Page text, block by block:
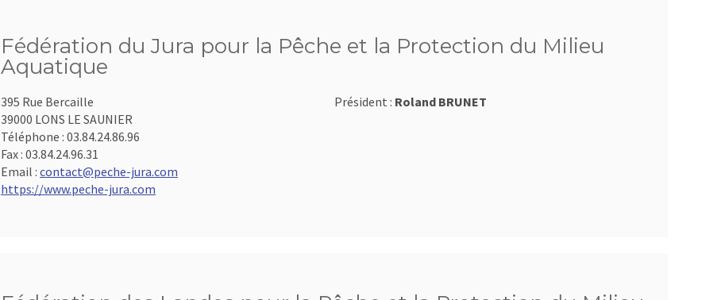
Fédération du Jura pour la Pêche et la Protection du Milieu
Aquatique
395 Rue Bercaille
39000 LONS LE SAUNIER
Téléphone : 03.84.24.86.96
Fax : 03.84.24.96.31
Email : contact@peche-jura.com
https://www.peche-jura.com
Président : Roland BRUNET